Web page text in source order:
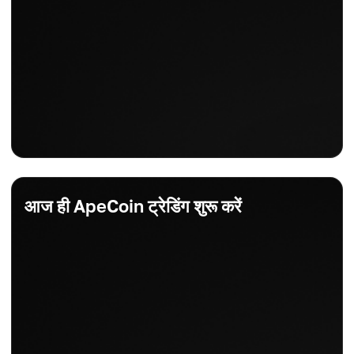
आज ही ApeCoin ट्रेडिंग शुरू करें